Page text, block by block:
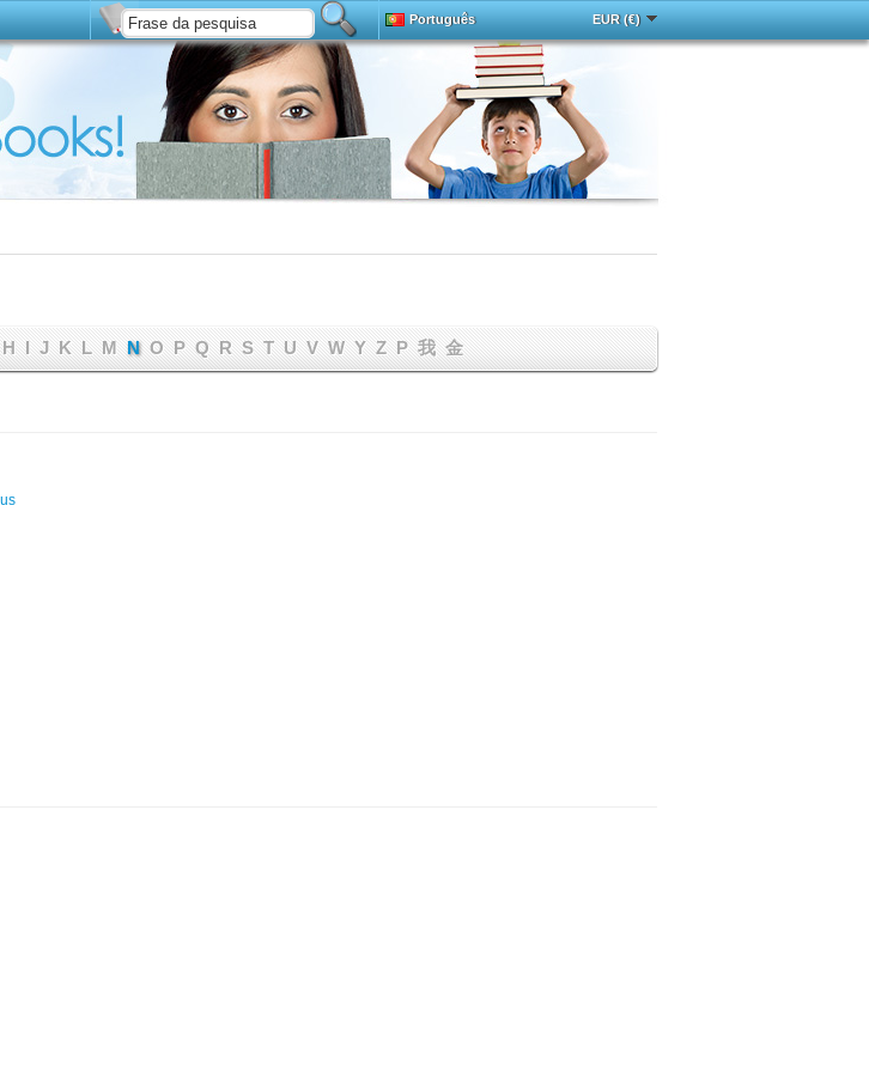
H I J K L M N O P Q R S T U V W Y Z Р 我 金
Instalar
Pesquisa avançada
Português
Deutsch
Français
English
Magyar
Italy
Русский
Türkçe
EUR (€)